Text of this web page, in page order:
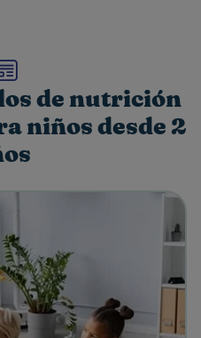
de nutrición
niños desde 2